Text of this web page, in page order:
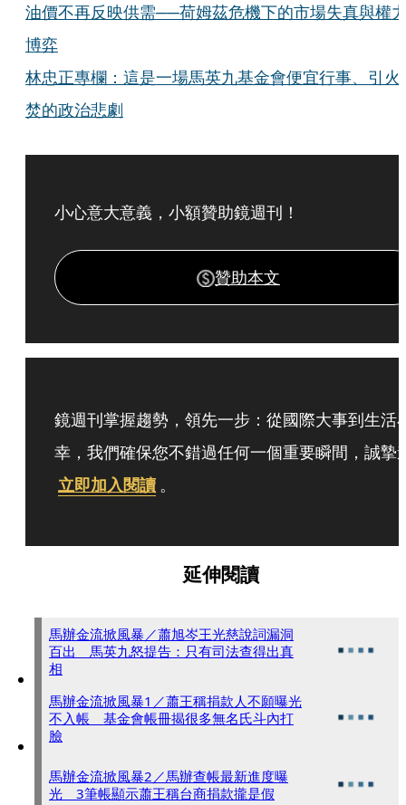
油價不再反映供需──荷姆茲危機下的市場失真與權
博弈
林忠正專欄：這是一場馬英九基金會便宜行事、引火
焚的政治悲劇
小心意大意義，小額贊助鏡週刊！
贊助本文
鏡週刊掌握趨勢，領先一步：從國際大事到生活
幸，我們確保您不錯過任何一個重要瞬間，誠摯
立即加入閱讀 。
延伸閱讀
馬辦金流掀風暴／蕭旭岑王光慈說詞漏洞
百出 馬英九怒提告：只有司法查得出真
相
馬辦金流掀風暴1／蕭王稱捐款人不願曝光
不入帳 基金會帳冊揭很多無名氏斗內打
臉
馬辦金流掀風暴2／馬辦查帳最新進度曝
光 3筆帳顯示蕭王稱台商捐款攏是假